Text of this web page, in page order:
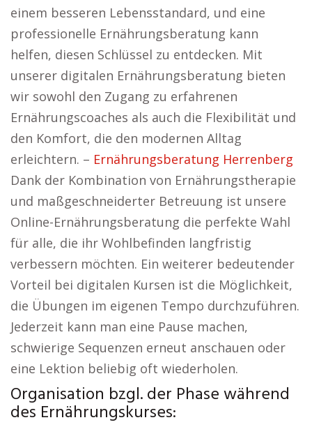
einem besseren Lebensstandard, und eine
professionelle Ernährungsberatung kann
helfen, diesen Schlüssel zu entdecken. Mit
unserer digitalen Ernährungsberatung bieten
wir sowohl den Zugang zu erfahrenen
Ernährungscoaches als auch die Flexibilität und
den Komfort, die den modernen Alltag
erleichtern. – Ernährungsberatung Herrenberg
Dank der Kombination von Ernährungstherapie
und maßgeschneiderter Betreuung ist unsere
Online-Ernährungsberatung die perfekte Wahl
für alle, die ihr Wohlbefinden langfristig
verbessern möchten. Ein weiterer bedeutender
Vorteil bei digitalen Kursen ist die Möglichkeit,
die Übungen im eigenen Tempo durchzuführen.
Jederzeit kann man eine Pause machen,
schwierige Sequenzen erneut anschauen oder
eine Lektion beliebig oft wiederholen.
Organisation bzgl. der Phase während
des Ernährungskurses: